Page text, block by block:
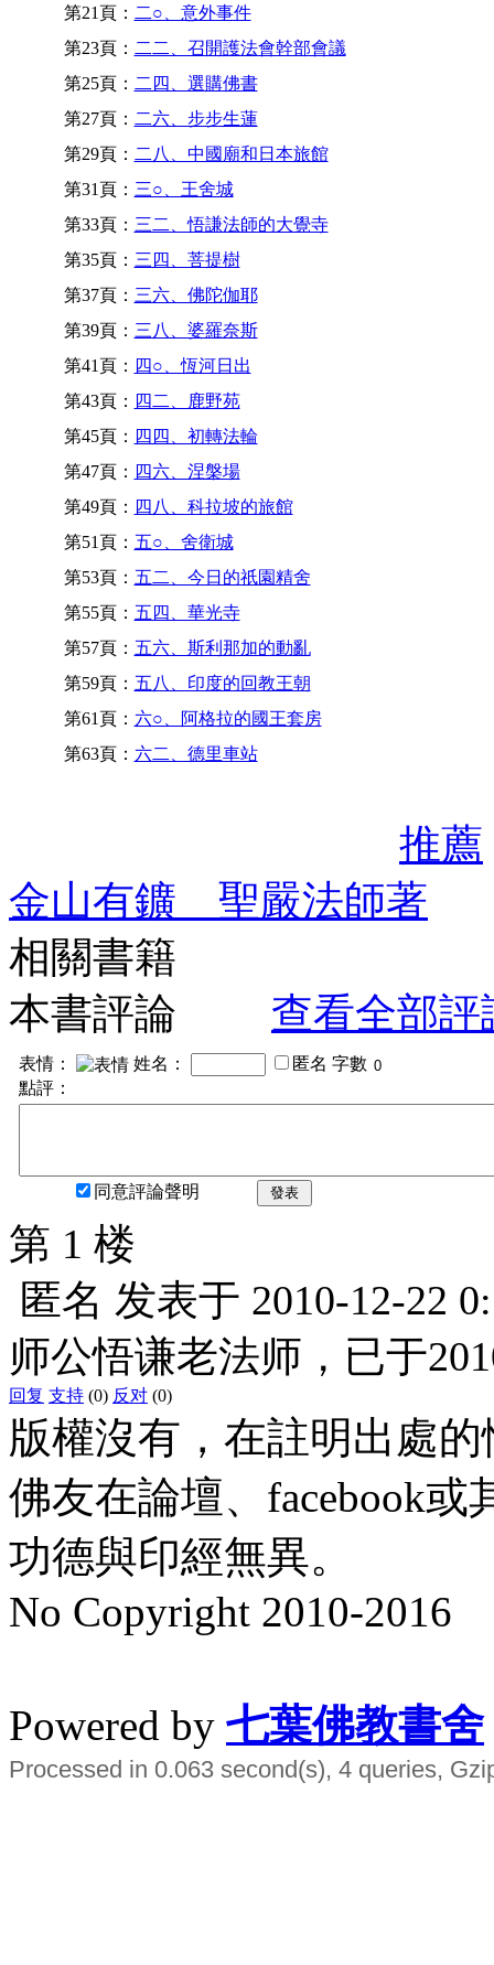
第21頁： 二○、意外事件
第23頁： 二二、召開護法會幹部會議
第25頁： 二四、選購佛書
第27頁： 二六、步步生蓮
第29頁： 二八、中國廟和日本旅館
第31頁： 三○、王舍城
第33頁： 三二、悟謙法師的大覺寺
第35頁： 三四、菩提樹
第37頁： 三六、佛陀伽耶
第39頁： 三八、婆羅奈斯
第41頁： 四○、恆河日出
第43頁： 四二、鹿野苑
第45頁： 四四、初轉法輪
第47頁： 四六、涅槃場
第49頁： 四八、科拉坡的旅館
第51頁： 五○、舍衛城
第53頁： 五二、今日的祇園精舍
第55頁： 五四、華光寺
第57頁： 五六、斯利那加的動亂
第59頁： 五八、印度的回教王朝
第61頁： 六○、阿格拉的國王套房
第63頁： 六二、德里車站
推薦
金山有鑛 聖嚴法師著
相關書籍
本書評論
查看全部評
表情： 姓名： 匿名 字數
點評：
同意評論聲明 發表
第 1 楼
匿名 发表于 2010-12-22
师公悟谦老法师，已于
回复 支持 (0) 反对 (0)
版權沒有，在註明出處
佛友在論壇、facebook
功德與印經無異。
No Copyright 2010-2016
Powered by 七葉佛教書舍
Processed in 0.063 second(s), 4 queries,